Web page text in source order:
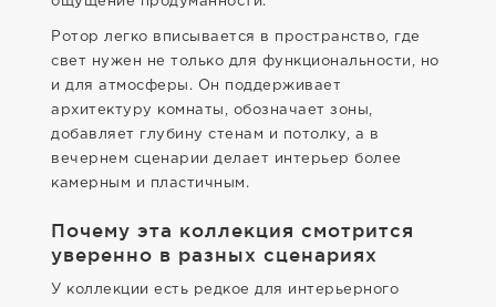
Ротор легко вписывается в пространство, где
свет нужен не только для функциональности, но
и для атмосферы. Он поддерживает
архитектуру комнаты, обозначает зоны,
добавляет глубину стенам и потолку, а в
вечернем сценарии делает интерьер более
камерным и пластичным.
Почему эта коллекция смотрится
уверенно в разных сценариях
У коллекции есть редкое для интерьерного